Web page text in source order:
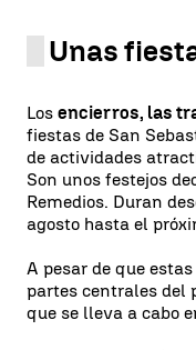
Unas
Los encierros, las
fiestas de San
de actividades
Son unos festejos
Remedios. Duran
agosto hasta el
A pesar de que
partes centrales del
que se lleva a cabo